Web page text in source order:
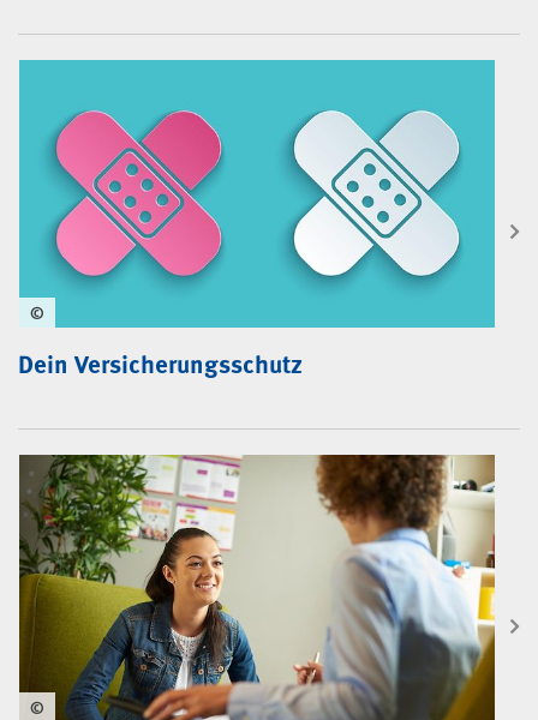
Dein Versicherungsschutz
©
©